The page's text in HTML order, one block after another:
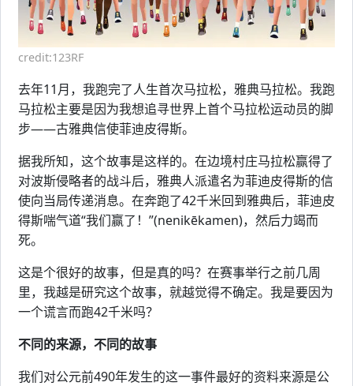
credit:123RF
去年11月，我跑完了人生首次马拉松，雅典马拉松。我跑
马拉松主要是因为我想追寻世界上首个马拉松运动员的脚
步——古雅典信使菲迪皮得斯。
据我所知，这个故事是这样的。在边境村庄马拉松赢得了
对波斯侵略者的战斗后，雅典人派遣名为菲迪皮得斯的信
使向当局传递消息。在奔跑了42千米回到雅典后，菲迪皮
得斯喘气道“我们赢了！”(nenikēkamen)，然后力竭而
死。
这是个很好的故事，但是真的吗？在赛事举行之前几周
里，我越是研究这个故事，就越觉得不确定。我是要因为
一个谎言而跑42千米吗？
不同的来源，不同的故事
我们对公元前490年发生的这一事件最好的资料来源是公